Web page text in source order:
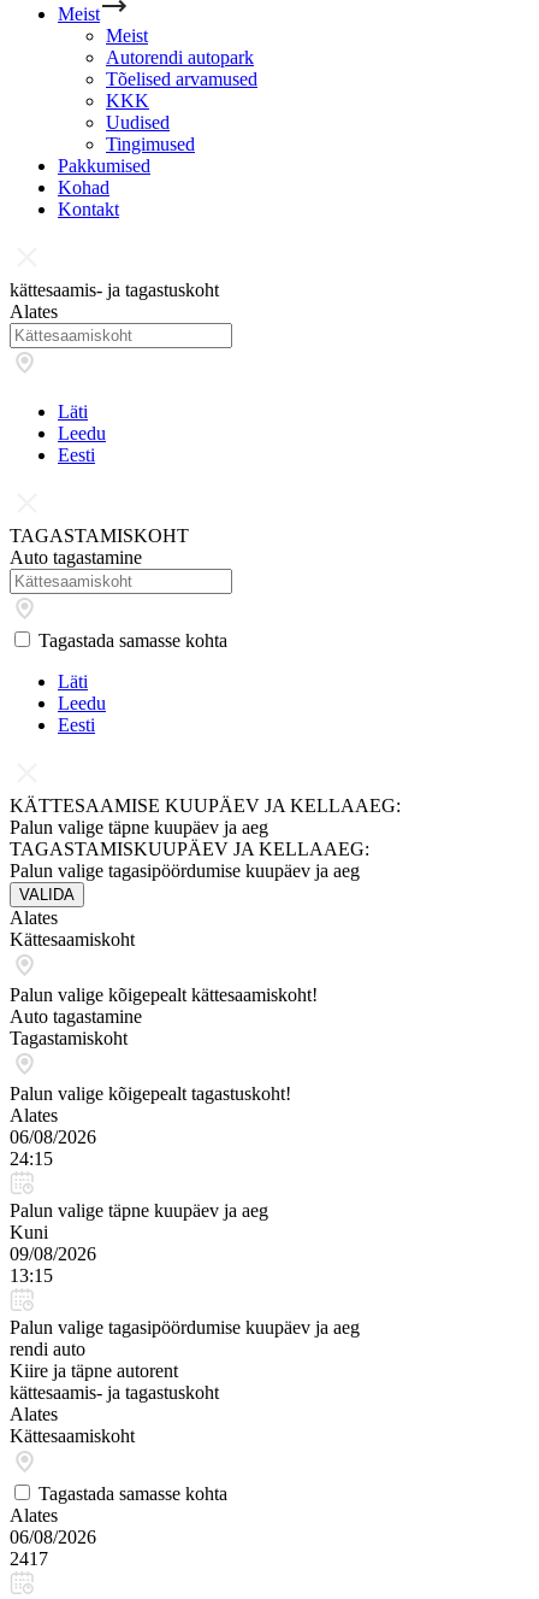
Meist
Meist
Autorendi autopark
Tõelised arvamused
KKK
Uudised
Tingimused
Pakkumised
Kohad
Kontakt
kättesaamis- ja tagastuskoht
Alates
Läti
Leedu
Eesti
TAGASTAMISKOHT
Auto tagastamine
Tagastada samasse kohta
Läti
Leedu
Eesti
KÄTTESAAMISE KUUPÄEV JA KELLAAEG:
Palun valige täpne kuupäev ja aeg
TAGASTAMISKUUPÄEV JA KELLAAEG:
Palun valige tagasipöördumise kuupäev ja aeg
VALIDA
Alates
Kättesaamiskoht
Palun valige kõigepealt kättesaamiskoht!
Auto tagastamine
Tagastamiskoht
Palun valige kõigepealt tagastuskoht!
Alates
06/08/2026
24:15
Palun valige täpne kuupäev ja aeg
Kuni
09/08/2026
13:15
Palun valige tagasipöördumise kuupäev ja aeg
rendi auto
Kiire ja täpne autorent
kättesaamis- ja tagastuskoht
Alates
Kättesaamiskoht
Tagastada samasse kohta
Alates
06/08/2026
2417